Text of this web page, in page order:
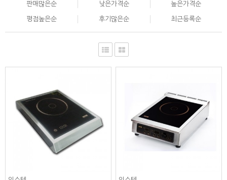
판매많은순 낮은가격순 높은가격순
평점높은순 후기많은순 최근등록순